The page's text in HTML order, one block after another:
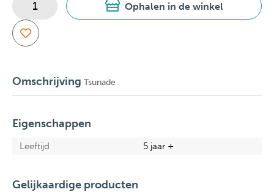
Ophalen in de winkel
Omschrijving Tsunade
Eigenschappen
Leeftijd 5 jaar +
Gelijkaardige producten